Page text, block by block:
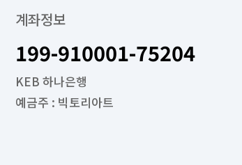
계좌정보
199-910001-75204
KEB 하나은행
예금주 : 빅토리아트